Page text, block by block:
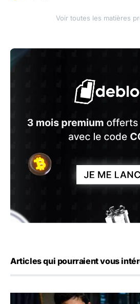
Voir toutes les matières
Articles qui pourraient vous
Emploi américain : 23 000